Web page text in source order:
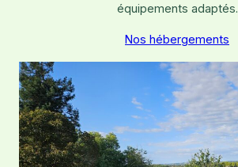
équipements adaptés.
Nos hébergements